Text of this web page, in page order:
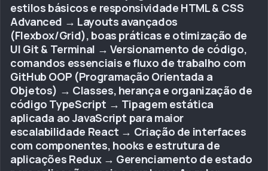
estilos básicos e responsividade HTML & CSS
Advanced → Layouts avançados
(Flexbox/Grid), boas práticas e otimização de
UI Git & Terminal → Versionamento de código,
comandos essenciais e fluxo de trabalho com
GitHub OOP (Programação Orientada a
Objetos) → Classes, herança e organização de
código TypeScript → Tipagem estática
aplicada ao JavaScript para maior
escalabilidade React → Criação de interfaces
com componentes, hooks e estrutura de
aplicações Redux → Gerenciamento de estado